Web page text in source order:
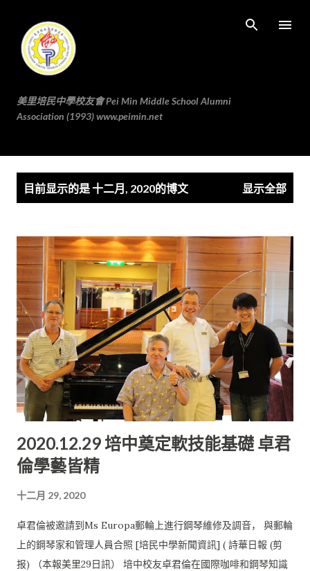
美里培民中學校友會 Pei Min Middle School Alumni
Association (1993) www.peimin.net
目前显示的是 十二月, 2020的博文 显示全部
2020.12.29 培中奠定軟技能基礎 卓君
倫學藝皆精
十二月 29, 2020
卓君倫被邀請到Ms Europa郵輪上進行鋼琴維修及調音， 與郵輪
上的鋼琴家和管理人員合照 [培民中學新聞資訊] ( 詩華日報 (剪
报) （本報美里29日訊） 培中校友卓君倫在國際咖啡和鋼琴知識